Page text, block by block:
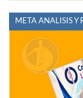
META ANALISIS Y